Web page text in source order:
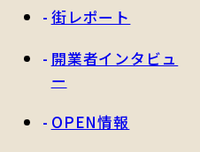
街レポート
開業者インタビュ
ー
OPEN情報